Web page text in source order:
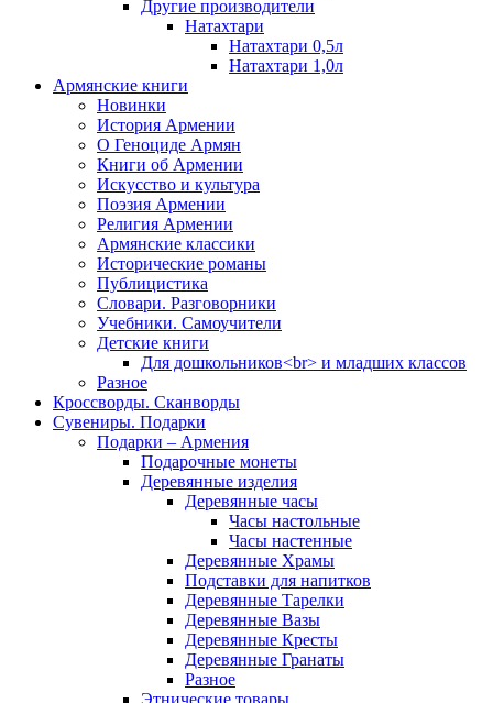
Другие производители
Натахтари
Натахтари 0,5л
Натахтари 1,0л
Армянские книги
Новинки
История Армении
О Геноциде Армян
Книги об Армении
Иcкусство и культура
Поэзия Армении
Религия Армении
Армянские классики
Исторические романы
Публицистика
Словари. Разговорники
Учебники. Самоучители
Детские книги
Для дошкольников<br> и младших классов
Разное
Кроссворды. Сканворды
Сувениры. Подарки
Подарки – Армения
Подарочные монеты
Деревянные изделия
Деревянные часы
Часы настольные
Часы настенные
Деревянные Храмы
Подставки для напитков
Деревянные Тарелки
Деревянные Вазы
Деревянные Кресты
Деревянные Гранаты
Разное
Этнические товары